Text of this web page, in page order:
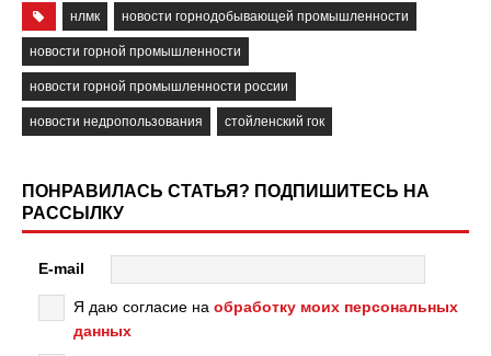
нлмк новости горнодобывающей промышленности
новости горной промышленности
новости горной промышленности россии
новости недропользования стойленский гок
ПОНРАВИЛАСЬ СТАТЬЯ? ПОДПИШИТЕСЬ НА
РАССЫЛКУ
E-mail
Я даю согласие на обработку моих персональных
данных